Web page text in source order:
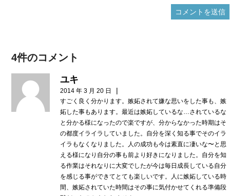
4件のコメント
ユキ
2014 年 3 月 20 日 |
すごく良く分かります。嫉妬されて嫌な思いをした事も、嫉
妬した事もあります。最近は嫉妬しているな…されているな
と分かる様になったので楽ですが、分からなかった時期はそ
の都度イライラしていました。自分を深く知る事でそのイラ
イラもなくなりました。人の成功も今は素直に凄いな〜と思
える様になり自分の事も前より好きになりました。自分を知
る作業はそれなりに大変でしたが今は毎日成長している自分
を感じる事ができてとても楽しいです。人に嫉妬している時
間、嫉妬されていた時間はその事に気付かせてくれる準備段